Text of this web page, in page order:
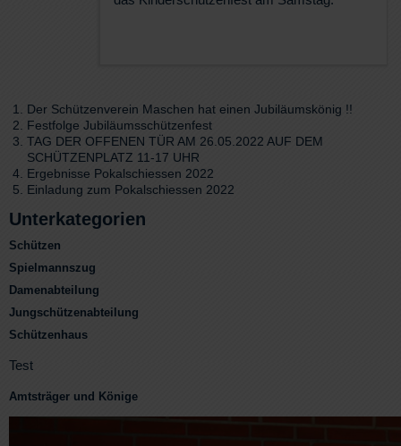
Der Schützenverein Maschen hat einen Jubiläumskönig !!
Festfolge Jubiläumsschützenfest
TAG DER OFFENEN TÜR AM 26.05.2022 AUF DEM
SCHÜTZENPLATZ 11-17 UHR
Ergebnisse Pokalschiessen 2022
Einladung zum Pokalschiessen 2022
Unterkategorien
Schützen
Spielmannszug
Damenabteilung
Jungschützenabteilung
Schützenhaus
Test
Amtsträger und Könige